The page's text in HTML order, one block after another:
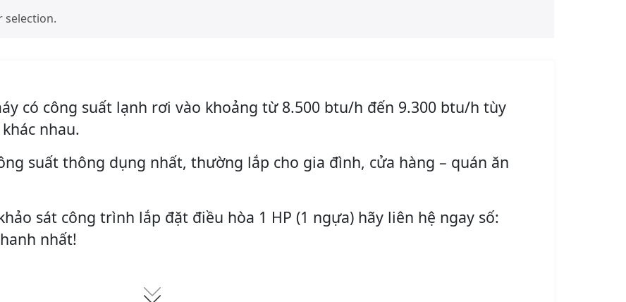
selection.
có công suất lạnh rơi vào khoảng từ 8.500 btu/h đến 9.300 btu/h tùy
nhau.
suất thông dụng nhất, thường lắp cho gia đình, cửa hàng – quán ăn
sát công trình lắp đặt điều hòa 1 HP (1 ngựa) hãy liên hệ ngay số:
nhất!